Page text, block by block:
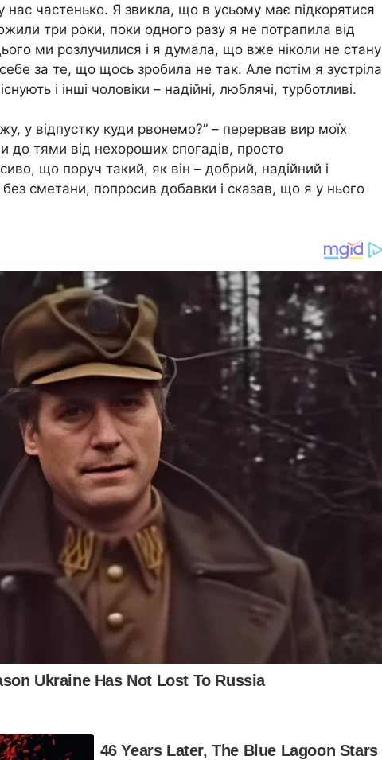
нас частенько. Я звикла, що в усьому має підкорятися
три роки, поки одного разу я не потрапила від
ми розлучилися і я думала, що вже ніколи не стану
за те, що щось зробила не так. Але потім я зустріла
і інші чоловіки – надійні, люблячі, турботливі.
у відпустку куди рвонемо?” – перервав вир моїх
тями від нехороших спогадів, просто
що поруч такий, як він – добрий, надійний і
сметани, попросив добавки і сказав, що я у нього